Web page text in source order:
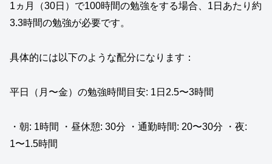
1ヵ月（30日）で100時間の勉強をする場合、1日あたり約
3.3時間の勉強が必要です。
具体的には以下のような配分になります：
平日（月〜金）の勉強時間目安: 1日2.5〜3時間
・朝: 1時間 ・昼休憩: 30分 ・通勤時間: 20〜30分 ・夜:
1〜1.5時間